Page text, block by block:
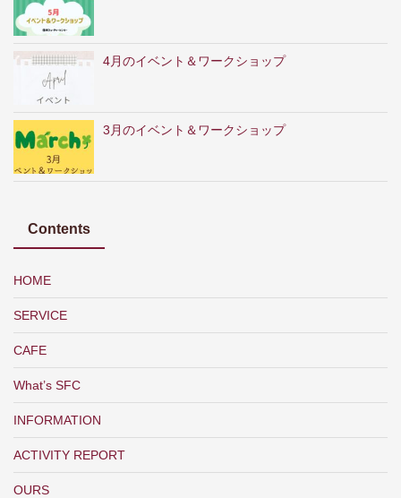
4月のイベント＆ワークショップ
3月のイベント＆ワークショップ
Contents
HOME
SERVICE
CAFE
What’s SFC
INFORMATION
ACTIVITY REPORT
OURS